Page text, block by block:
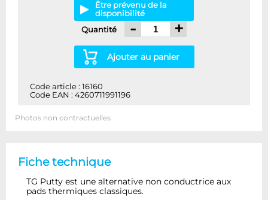
Être prévenu de la
disponibilité
Quantité
- +
Ajouter au panier
Code article : 16160
Code EAN : 4260711991196
Photos non contractuelles
Fiche technique
TG Putty est une alternative non conductrice aux
pads thermiques classiques.